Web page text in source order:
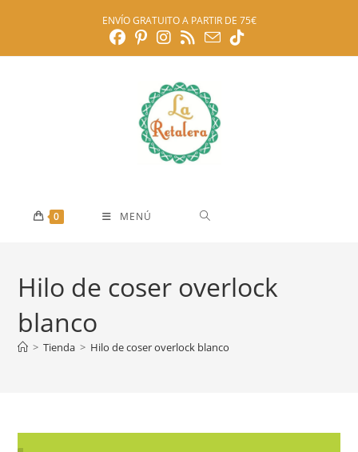
ENVÍO GRATUITO A PARTIR DE 75€
0 MENÚ
Hilo de coser overlock
blanco
> Tienda > Hilo de coser overlock blanco